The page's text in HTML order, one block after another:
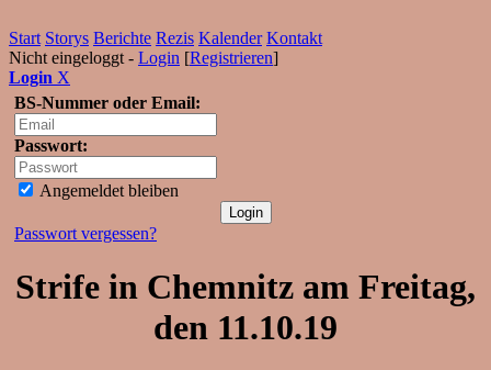
Start Storys Berichte Rezis Kalender Kontakt
Nicht eingeloggt - Login [Registrieren]
Login X
BS-Nummer oder Email:
Passwort:
Angemeldet bleiben
Passwort vergessen?
Strife in Chemnitz am Freitag,
den 11.10.19